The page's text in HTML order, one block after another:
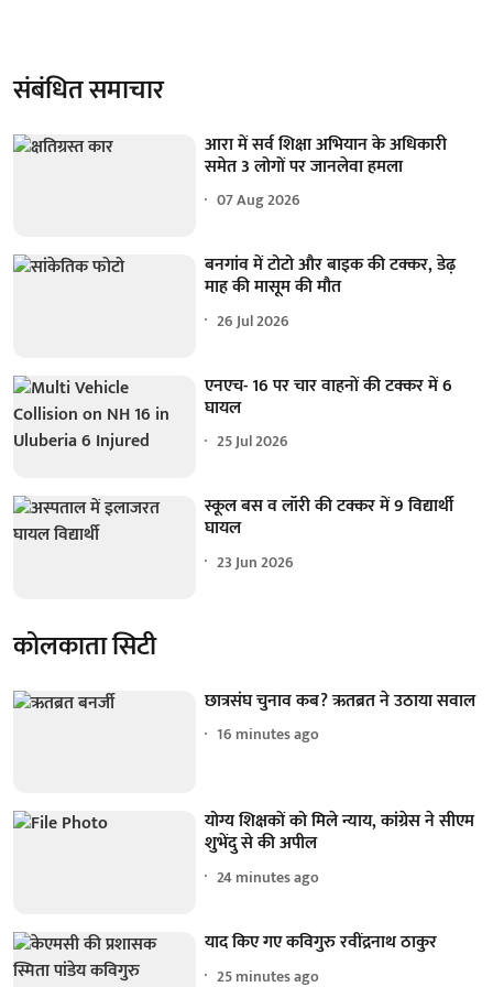
संबंधित समाचार
आरा में सर्व शिक्षा अभियान के अधिकारी
समेत 3 लोगों पर जानलेवा हमला
07 Aug 2026
बनगांव में टोटो और बाइक की टक्कर, डेढ़
माह की मासूम की मौत
26 Jul 2026
एनएच- 16 पर चार वाहनों की टक्कर में 6
घायल
25 Jul 2026
स्कूल बस व लॉरी की टक्कर में 9 विद्यार्थी
घायल
23 Jun 2026
कोलकाता सिटी
छात्रसंघ चुनाव कब? ऋतब्रत ने उठाया सवाल
16 minutes ago
योग्य शिक्षकों को मिले न्याय, कांग्रेस ने सीएम
शुभेंदु से की अपील
24 minutes ago
याद किए गए कविगुरु रवींद्रनाथ ठाकुर
25 minutes ago